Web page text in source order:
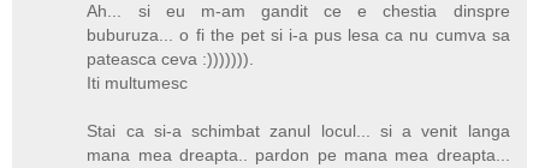
Ah... si eu m-am gandit ce e chestia dinspre
buburuza... o fi the pet si i-a pus lesa ca nu cumva sa
pateasca ceva :))))))).
Iti multumesc
Stai ca si-a schimbat zanul locul... si a venit langa
mana mea dreapta.. pardon pe mana mea dreapta...